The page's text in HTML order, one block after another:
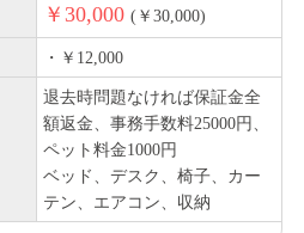
￥30,000 (￥30,000)
・￥12,000
退去時問題なければ保証金全
額返金、事務手数料25000円、
ペット料金1000円
ベッド、デスク、椅子、カー
テン、エアコン、収納